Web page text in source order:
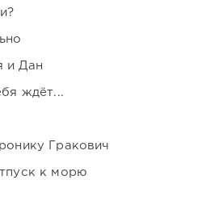
и Дан
ждёт...
Гракович
к морю